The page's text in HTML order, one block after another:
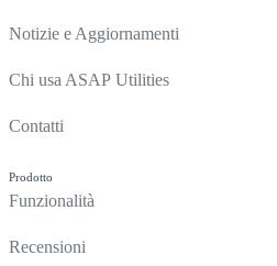
Notizie e Aggiornamenti
Chi usa ASAP Utilities
Contatti
Prodotto
Funzionalità
Recensioni